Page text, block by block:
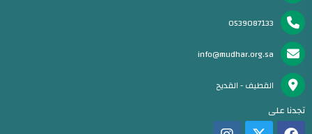
0539087133
info@mudhar.org.sa
القطيف - القديح
تجدنا على